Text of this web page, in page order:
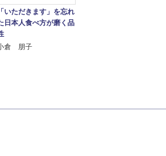
「いただきます」を忘れ
日本人食べ方が磨く品
倉 朋子